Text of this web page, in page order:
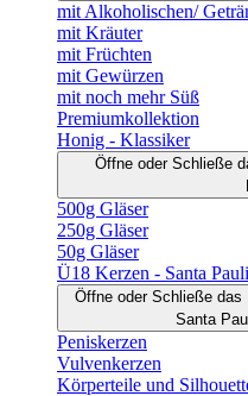
mit Alkoholischen/
mit Kräuter
mit Früchten
mit Gewürzen
mit noch mehr Süß
Premiumkollektion
Honig - Klassiker
Öffne oder Schließe
500g Gläser
250g Gläser
50g Gläser
Ü18 Kerzen - Santa
Öffne oder Schließe das
Santa
Peniskerzen
Vulvenkerzen
Körperteile und